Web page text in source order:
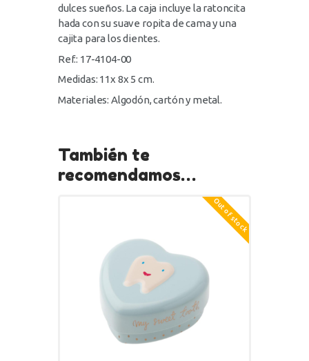
dulces sueños. La caja incluye la ratoncita
hada con su suave ropita de cama y una
cajita para los dientes.
Ref.: 17-4104-00
Medidas: 11x 8x 5 cm.
Materiales: Algodón, cartón y metal.
También te
recomendamos…
Out of stock